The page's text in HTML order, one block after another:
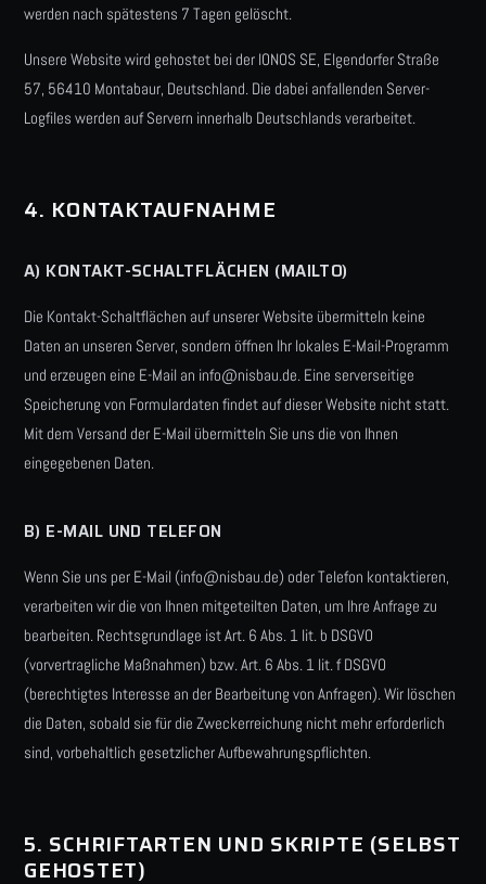
werden nach spätestens 7 Tagen gelöscht.
Unsere Website wird gehostet bei der IONOS SE, Elgendorfer Straße
57, 56410 Montabaur, Deutschland. Die dabei anfallenden Server-
Logfiles werden auf Servern innerhalb Deutschlands verarbeitet.
4. KONTAKTAUFNAHME
A) KONTAKT-SCHALTFLÄCHEN (MAILTO)
Die Kontakt-Schaltflächen auf unserer Website übermitteln keine
Daten an unseren Server, sondern öffnen Ihr lokales E-Mail-Programm
und erzeugen eine E-Mail an info@nisbau.de. Eine serverseitige
Speicherung von Formulardaten findet auf dieser Website nicht statt.
Mit dem Versand der E-Mail übermitteln Sie uns die von Ihnen
eingegebenen Daten.
B) E-MAIL UND TELEFON
Wenn Sie uns per E-Mail (info@nisbau.de) oder Telefon kontaktieren,
verarbeiten wir die von Ihnen mitgeteilten Daten, um Ihre Anfrage zu
bearbeiten. Rechtsgrundlage ist Art. 6 Abs. 1 lit. b DSGVO
(vorvertragliche Maßnahmen) bzw. Art. 6 Abs. 1 lit. f DSGVO
(berechtigtes Interesse an der Bearbeitung von Anfragen). Wir löschen
die Daten, sobald sie für die Zweckerreichung nicht mehr erforderlich
sind, vorbehaltlich gesetzlicher Aufbewahrungspflichten.
5. SCHRIFTARTEN UND SKRIPTE (SELBST
GEHOSTET)